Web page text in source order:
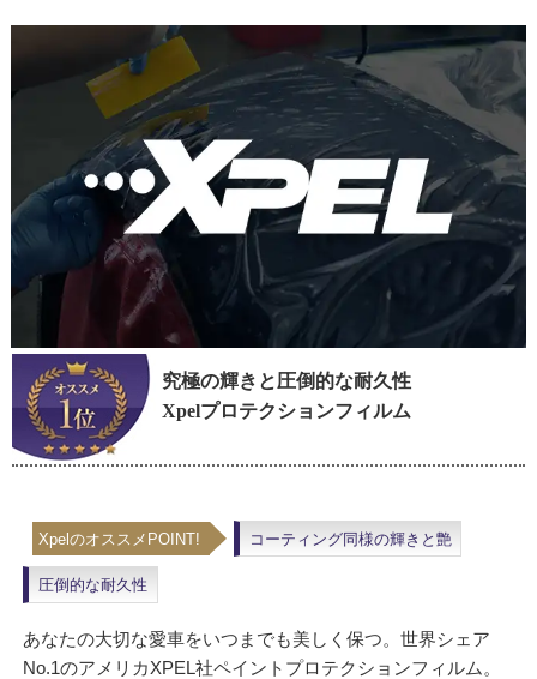
究極の輝きと圧倒的な耐久性
Xpelプロテクションフィルム
XpelのオススメPOINT! コーティング同様の輝きと艶
圧倒的な耐久性
あなたの大切な愛車をいつまでも美しく保つ。世界シェア
No.1のアメリカXPEL社ペイントプロテクションフィルム。